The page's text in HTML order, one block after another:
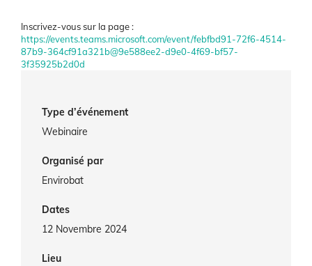
Information(s) pratique(s)
Inscrivez-vous sur la page :
https://events.teams.microsoft.com/event/febfbd91-72f6-4514-
87b9-364cf91a321b@9e588ee2-d9e0-4f69-bf57-
3f35925b2d0d
Type d’événement
Webinaire
Organisé par
Envirobat
Dates
12 Novembre 2024
Lieu